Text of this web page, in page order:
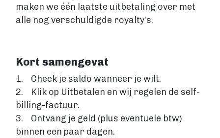
maken we één laatste uitbetaling over met
alle nog verschuldigde royalty’s.
Kort samengevat
1. Check je saldo wanneer je wilt.
2. Klik op Uitbetalen en wij regelen de self-
billing-factuur.
3. Ontvang je geld (plus eventuele btw)
binnen een paar dagen.